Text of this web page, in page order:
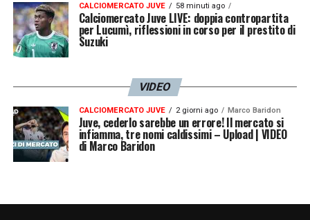
CALCIOMERCATO JUVE 58 minuti ago
Calciomercato Juve LIVE: doppia contropartita
per Lucumì, riflessioni in corso per il prestito di
Suzuki
VIDEO
CALCIOMERCATO JUVE 2 giorni ago Marco Baridon
Juve, cederlo sarebbe un errore! Il mercato si
infiamma, tre nomi caldissimi – Upload | VIDEO
di Marco Baridon